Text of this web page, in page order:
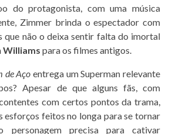
do protagonista, com uma música
Zimmer brinda o espectador com
que não o deixa sentir falta do imortal
Williams para os filmes antigos.
de Aço entrega um Superman relevante
Apesar de que alguns fãs, com
com certos pontos da trama,
esforços feitos no longa para se tornar
personagem precisa para cativar